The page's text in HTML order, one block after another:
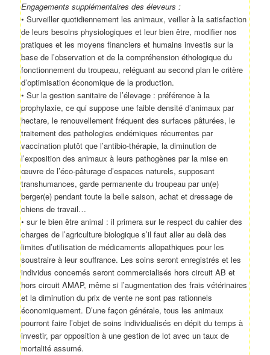
Engagements supplémentaires des éleveurs :
• Surveiller quotidiennement les animaux, veiller à la satisfaction
de leurs besoins physiologiques et leur bien être, modifier nos
pratiques et les moyens financiers et humains investis sur la
base de l’observation et de la compréhension éthologique du
fonctionnement du troupeau, reléguant au second plan le critère
d’optimisation économique de la production.
• Sur la gestion sanitaire de l’élevage : préférence à la
prophylaxie, ce qui suppose une faible densité d’animaux par
hectare, le renouvellement fréquent des surfaces pâturées, le
traitement des pathologies endémiques récurrentes par
vaccination plutôt que l’antibio-thérapie, la diminution de
l’exposition des animaux à leurs pathogènes par la mise en
œuvre de l’éco-pâturage d’espaces naturels, supposant
transhumances, garde permanente du troupeau par un(e)
berger(e) pendant toute la belle saison, achat et dressage de
chiens de travail…
• sur le bien être animal : il primera sur le respect du cahier des
charges de l’agriculture biologique s’il faut aller au delà des
limites d’utilisation de médicaments allopathiques pour les
soustraire à leur souffrance. Les soins seront enregistrés et les
individus concernés seront commercialisés hors circuit AB et
hors circuit AMAP, même si l’augmentation des frais vétérinaires
et la diminution du prix de vente ne sont pas rationnels
économiquement. D’une façon générale, tous les animaux
pourront faire l’objet de soins individualisés en dépit du temps à
investir, par opposition à une gestion de lot avec un taux de
mortalité assumé.